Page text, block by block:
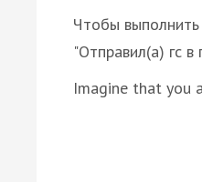
Чтобы выполнить
"Отправил(а) гс в
Imagine that you